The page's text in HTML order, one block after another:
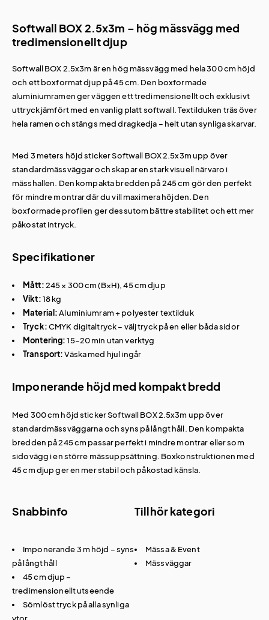
Softwall BOX 2.5x3m – hög mässvägg med
tredimensionellt djup
Softwall BOX 2.5x3m är en hög mässvägg med hela 300 cm höjd
och ett boxformat djup på 45 cm. Den boxformade
aluminiumramen ger väggen ett tredimensionellt och exklusivt
uttryck jämfört med en vanlig platt softwall. Textilduken träs över
hela ramen och stängs med dragkedja – helt utan synliga skarvar.
Med 3 meters höjd sticker Softwall BOX 2.5x3m upp över
standardmässväggar och skapar en stark visuell närvaro i
mässhallen. Den kompakta bredden på 245 cm gör den perfekt
för mindre montrar där du vill maximera höjden. Den
boxformade profilen ger dessutom bättre stabilitet och ett mer
påkostat intryck.
Specifikationer
Mått:245 × 300 cm (B×H), 45 cm djup
Vikt:18 kg
Material:Aluminiumram + polyester textilduk
Tryck:CMYK digitaltryck – välj tryck på en eller båda sidor
Montering:15–20 min utan verktyg
Transport:Väska med hjul ingår
Imponerande höjd med kompakt bredd
Med 300 cm höjd sticker Softwall BOX 2.5x3m upp över
standardmässväggarna och syns på långt håll. Den kompakta
bredden på 245 cm passar perfekt i mindre montrar eller som
sidovägg i en större mässuppsättning. Boxkonstruktionen med
45 cm djup ger en mer stabil och påkostad känsla.
Snabbinfo
Imponerande 3 m höjd – syns
på långt håll
45 cm djup –
tredimensionellt utseende
Sömlöst tryck på alla synliga
Tillhör kategori
Mässa & Event
Mässväggar